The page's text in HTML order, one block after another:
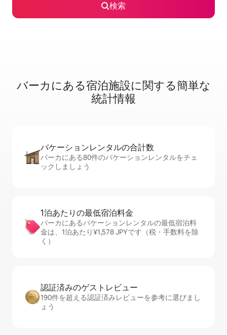
検索
バーカに⁠あ⁠る宿⁠泊⁠施⁠設⁠に関⁠す⁠る簡⁠単⁠な
統⁠計⁠情⁠報
バケーションレ⁠ン⁠タ⁠ル⁠の合⁠計⁠数
バーカにある80件のバケーションレンタルをチェ
ックしましょう
1泊あたりの最⁠低⁠宿⁠泊⁠料⁠金
バーカにあるバケーションレンタルの最低宿泊料
金は、1泊あたり¥1,578 JPYです（税・手数料を除
く）
認証済みのゲ⁠ス⁠ト⁠レ⁠ビ⁠ュ⁠ー
190件を超える認証済みレビューを参考に選びまし
ょう